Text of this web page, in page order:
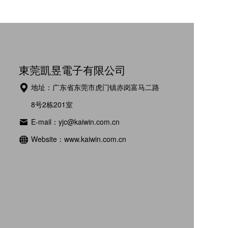
東莞凱昱電子有限公司
地址：广东省东莞市虎门镇赤岗富马二路
8号2栋201室
E-mail：yjc@kaiwin.com.cn
Website：www.kaiwin.com.cn